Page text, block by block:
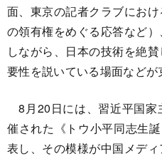
面、東京の記者クラブにお
の領有権をめぐる応答など
しながら、日本の技術を絶
要性を説いている場面などが
8月20日には、習近平国家
催された《トウ小平同志生
表し、その模様が中国メデ